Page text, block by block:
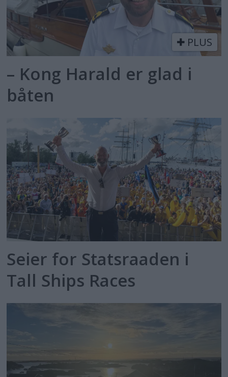
PLUS
– Kong Harald er glad i
båten
Seier for Statsraaden i
Tall Ships Races